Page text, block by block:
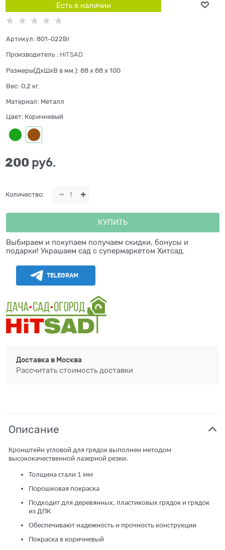
Есть в наличии
Артикул: 801-022Br
Производитель : HiTSAD
Размеры(ДхШхВ в мм.): 88 x 88 x 100
Вес: 0,2 кг.
Материал: Металл
Цвет: Коричневый
200 руб.
Количество:
КУПИТЬ
Выбираем и покупаем получаем скидки, бонусы и
подарки! Украшаем сад с супермаркетом Хитсад.
TELEGRAM
Доставка в Москва
Рассчитать стоимость доставки
Описание
Кронштейн угловой для грядок выполнен методом
высококачественной лазерной резки.
Толщина стали 1 мм
Порошковая покраска
Подходит для деревянных, пластиковых грядок и грядок
из ДПК
Обеспечивают надежность и прочность конструкции
Покраска в коричневый